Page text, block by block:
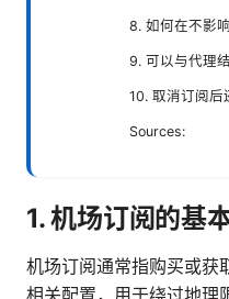
8. 如何在不影
9. 可以与代理
10. 取消订阅后
Sources:
1. 机场订阅的基
机场订阅通常指购买或获
相关配置，用于绕过地理